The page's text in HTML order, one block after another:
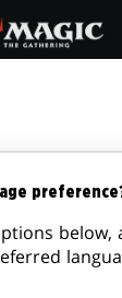
below,